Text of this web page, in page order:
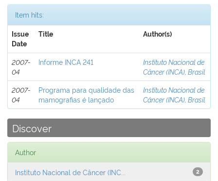
Item hits:
Issue
Date
Title Author(s)
2007-
04
Informe INCA 241
Instituto Nacional de
Câncer (INCA), Brasil
2007-
04
Programa para qualidade das
mamografias é lançado
Instituto Nacional de
Câncer (INCA), Brasil
Discover
Author
2
Instituto Nacional de Câncer (INC...